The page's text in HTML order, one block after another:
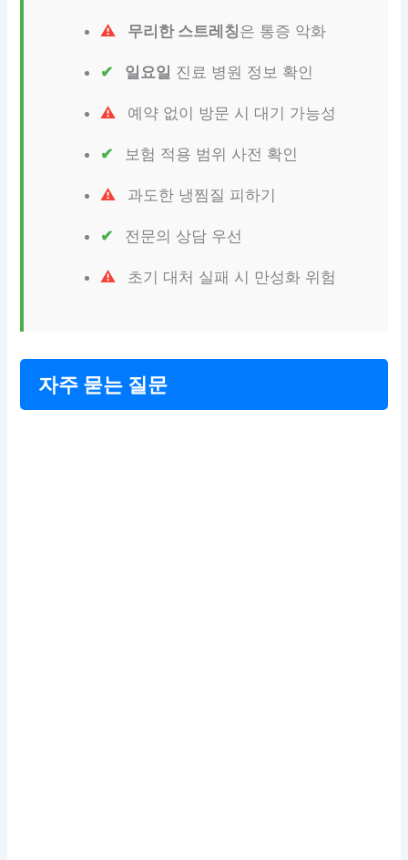
무리한 스트레칭은 통증 악화
일요일 진료 병원 정보 확인
예약 없이 방문 시 대기 가능성
보험 적용 범위 사전 확인
과도한 냉찜질 피하기
전문의 상담 우선
초기 대처 실패 시 만성화 위험
자주 묻는 질문